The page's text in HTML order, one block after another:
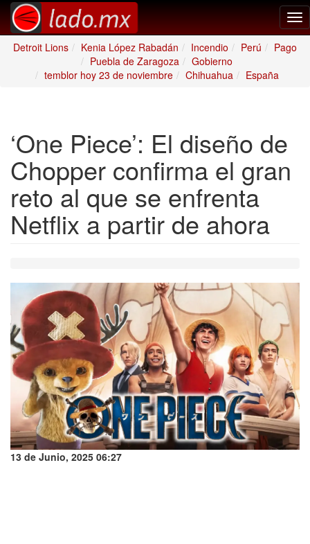
Detroit Lions
Kenia López Rabadán Incendio Perú
Pago
Puebla de Zaragoza
Gobierno
temblor hoy 23 de noviembre
Chihuahua España
‘One Piece’: El diseño de
Chopper confirma el gran
reto al que se enfrenta
Netflix a partir de ahora
13 de Junio, 2025 06:27